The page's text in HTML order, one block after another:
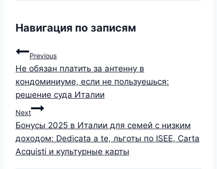
Навигация по записям
Previous
Не обязан платить за антенну в
кондоминиуме, если не пользуешься:
решение суда Италии
Next
Бонусы 2025 в Италии для семей с низким
доходом: Dedicata a te, льготы по ISEE, Carta
Acquisti и культурные карты